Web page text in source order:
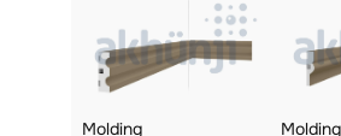
Molding Molding